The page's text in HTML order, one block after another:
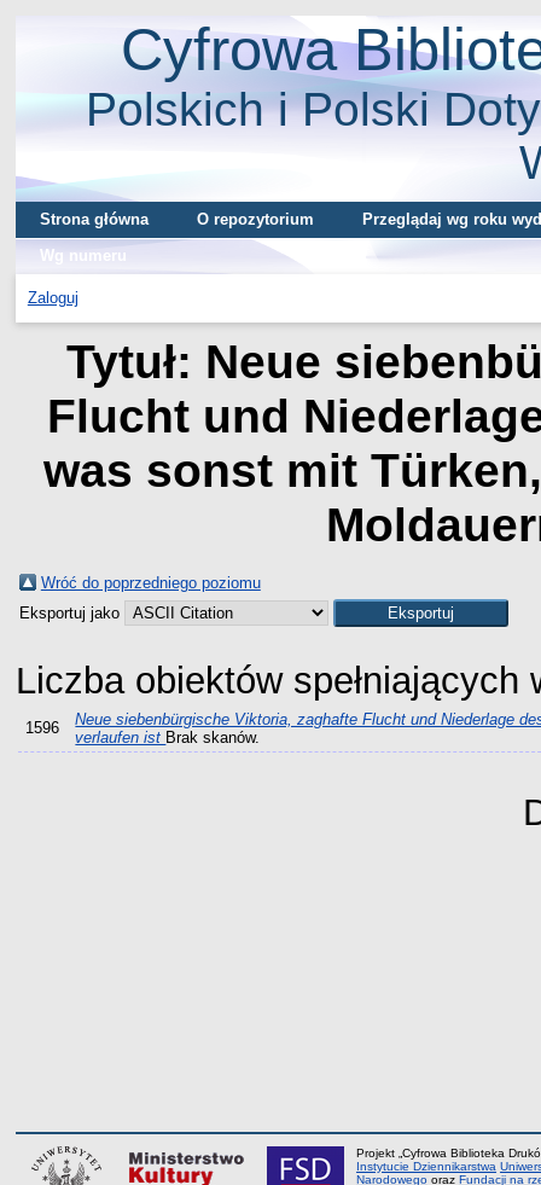
Cyfrowa
Polskich i Polski
Strona główna O repozytorium
Przeglądaj wg roku
Wg numeru
Zaloguj
Tytuł: Neue
Flucht und
was sonst mit
Wróć do poprzedniego poziomu
Eksportuj jako
Liczba obiektów
1596
Neue siebenbürgische Viktoria, zaghafte Flucht und Niederlage
verlaufen ist Brak skanów.
Projekt „Cyfrowa Biblioteka
Instytucie Dziennikarstwa
Narodowego orazFundacji na